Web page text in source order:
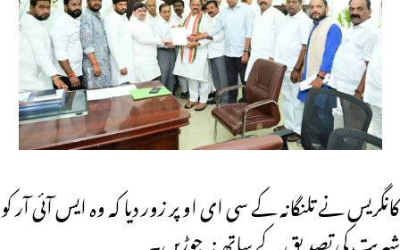
کانگریس نے تلنگانہ کے سی ای او پر زور دیا کہ وہ ایس آئی آر کو
شہریت کی تصدیق کے ساتھ نہ جوڑیں۔